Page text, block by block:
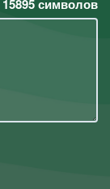
15895символов